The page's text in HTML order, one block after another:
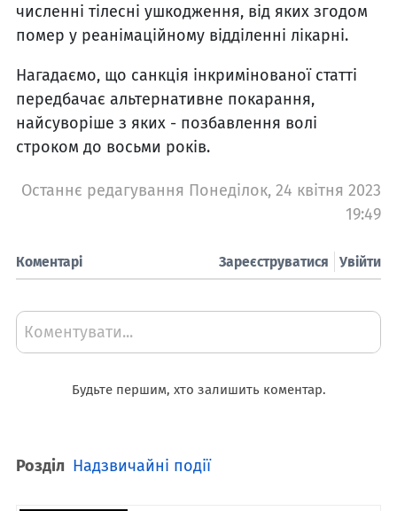
численні тілесні ушкодження, від яких згодом
помер у реанімаційному відділенні лікарні.
Нагадаємо, що санкція інкримінованої статті
передбачає альтернативне покарання,
найсуворіше з яких - позбавлення волі
строком до восьми років.
Останнє редагування Понеділок, 24 квітня 2023
19:49
Коментарі Увійти
Зареєструватися
Коментувати...
Будьте першим, хто залишить коментар.
Розділ Надзвичайні події